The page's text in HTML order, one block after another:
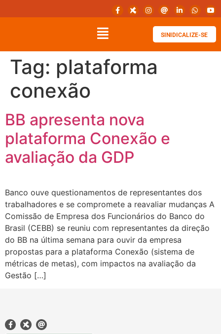
SINIDICALIZE-SE
Tag: plataforma
conexão
BB apresenta nova
plataforma Conexão e
avaliação da GDP
Banco ouve questionamentos de representantes dos
trabalhadores e se compromete a reavaliar mudanças A
Comissão de Empresa dos Funcionários do Banco do
Brasil (CEBB) se reuniu com representantes da direção
do BB na última semana para ouvir da empresa
propostas para a plataforma Conexão (sistema de
métricas de metas), com impactos na avaliação da
Gestão […]